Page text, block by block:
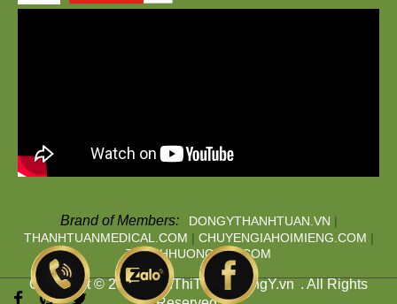
Brand of Members: DONGYTHANHTUAN.VN |
THANHTUANMEDICAL.COM | CHUYENGIAHOIMIENG.COM |
THANHHUONGTAN.COM
Copyright © 2019SieuThiThuocDongY.vn . All Rights